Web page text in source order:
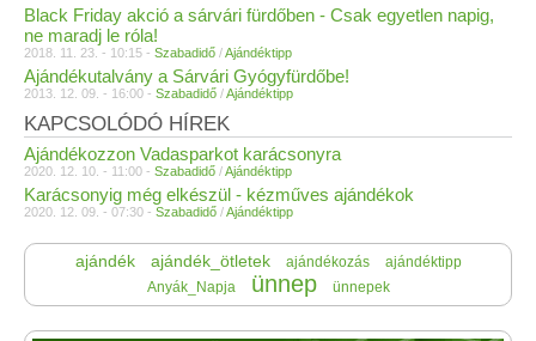
Black Friday akció a sárvári fürdőben - Csak egyetlen napig,
ne maradj le róla!
2018. 11. 23. - 10:15 - Szabadidő /Ajándéktipp
Ajándékutalvány a Sárvári Gyógyfürdőbe!
2013. 12. 09. - 16:00 - Szabadidő /Ajándéktipp
KAPCSOLÓDÓ HÍREK
Ajándékozzon Vadasparkot karácsonyra
2020. 12. 10. - 11:00 - Szabadidő /Ajándéktipp
Karácsonyig még elkészül - kézműves ajándékok
2020. 12. 09. - 07:30 - Szabadidő /Ajándéktipp
ajándék ajándék_ötletek ajándékozás
ajándéktipp
Anyák_Napja
ünnep ünnepek